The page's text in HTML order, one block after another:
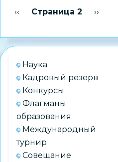
работ
в
орнаментах
России»
открылась
в
искусств
Нумерация
Предыдущая страница
‹‹ Страница 2 ››
Наука
Кадровый резерв
Конкурсы
Флагманы
образования
Международный
турнир
Совещание